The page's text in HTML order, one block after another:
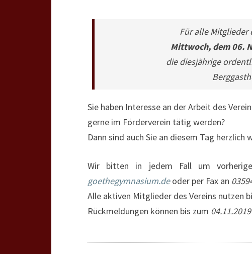
Für alle Mitglieder
Mittwoch, dem 06.
die diesjährige
Sie haben Interesse an der Arbeit des
gerne im Förderverein tätig werden?
Dann sind auch Sie an diesem Tag herzlich
Wir bitten in jedem Fall um
goethegymnasium.deoder per Fax an
Alle aktiven Mitglieder des Vereins nutzen
Rückmeldungen können bis zum 04.11.2019